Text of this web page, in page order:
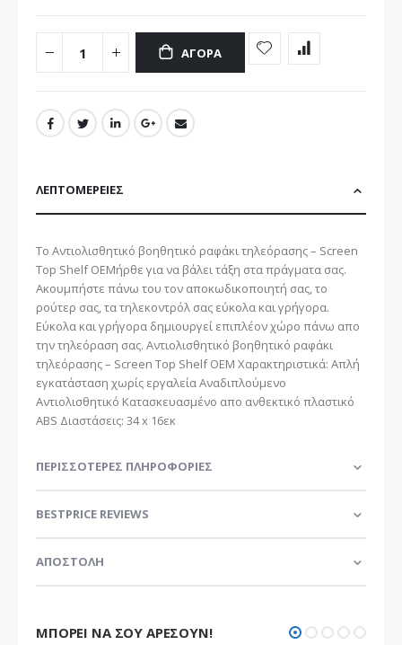
ΑΓΟΡΆ
ΛΕΠΤΟΜΈΡΕΙΕΣ
Το Αντιολισθητικό βοηθητικό ραφάκι τηλεόρασης – Screen
Top Shelf OEMήρθε για να βάλει τάξη στα πράγματα σας.
Ακουμπήστε πάνω του τον αποκωδικοποιητή σας, το
ρούτερ σας, τα τηλεκοντρόλ σας εύκολα και γρήγορα.
Εύκολα και γρήγορα δημιουργεί επιπλέον χώρο πάνω απο
την τηλεόραση σας. Αντιολισθητικό βοηθητικό ραφάκι
τηλεόρασης – Screen Top Shelf OEM Χαρακτηριστικά: Απλή
εγκατάσταση χωρίς εργαλεία Αναδιπλούμενο
Αντιολισθητικό Κατασκευασμένο απο ανθεκτικό πλαστικό
ABS Διαστάσεις: 34 x 16εκ
ΠΕΡΙΣΣΌΤΕΡΕΣ ΠΛΗΡΟΦΟΡΊΕΣ
BESTPRICE REVIEWS
ΑΠΟΣΤΟΛΗ
ΜΠΟΡΕΊ ΝΑ ΣΟΥ ΑΡΈΣΟΥΝ!